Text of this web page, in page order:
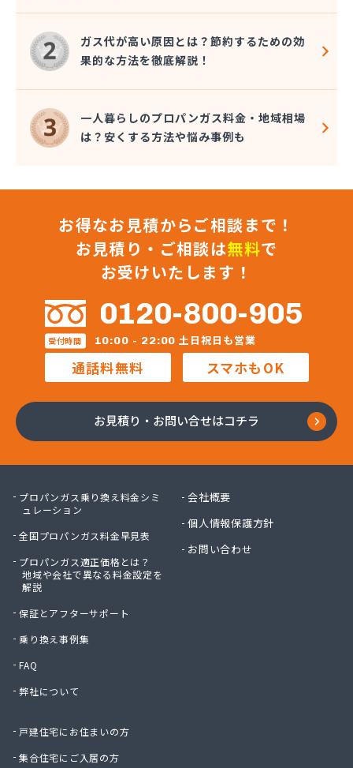
ガス代が高い原因とは？節約するための効
果的な方法を徹底解説！
一人暮らしのプロパンガス料金・地域相場
は？安くする方法や悩み事例も
お得なお見積からご相談まで！
お見積り・ご相談は無料で
お受けいたします！
0120-800-905
受付時間 10:00 - 22:00 土日祝日も営業
通話料無料 スマホもOK
お見積り・お問い合せはコチラ
プロパンガス乗り換え料金シミ
ュレーション
全国プロパンガス料金早見表
プロパンガス適正価格とは？
地域や会社で異なる料金設定を
解説
保証とアフターサポート
乗り換え事例集
FAQ
弊社について
戸建住宅にお住まいの方
集合住宅にご入居の方
会社概要
個人情報保護方針
お問い合わせ